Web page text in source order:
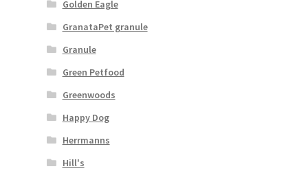
Golden Eagle
GranataPet granule
Granule
Green Petfood
Greenwoods
Happy Dog
Herrmanns
Hill's